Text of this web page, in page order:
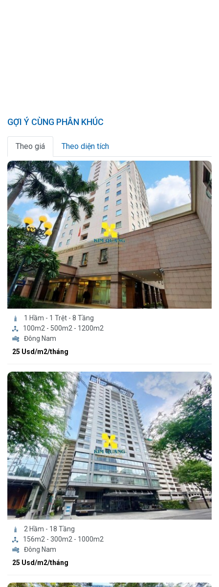
GỢI Ý CÙNG PHÂN KHÚC
Theo giá Theo diện tích
1 Hầm - 1 Trệt - 8 Tầng
100m2 - 500m2 - 1200m2
Đông Nam
25 Usd/m2/tháng
2 Hầm - 18 Tầng
156m2 - 300m2 - 1000m2
Đông Nam
25 Usd/m2/tháng